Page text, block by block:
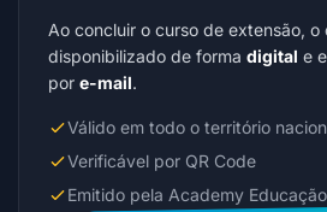
Ao concluir o curso de extensão,
disponibilizado de forma digital e
por e-mail.
Válido em todo o território
Verificável por QR Code
Emitido pela Academy Educação